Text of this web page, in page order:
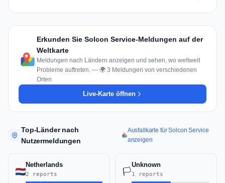
Erkunden Sie Solcon Service-Meldungen auf der
Weltkarte
Meldungen nach Ländern anzeigen und sehen, wo weltweit
Probleme auftreten. — 🌍 3 Meldungen von verschiedenen
Orten
Live-Karte öffnen
Top-Länder nach
Nutzermeldungen
Ausfallkarte für Solcon Service
anzeigen
Netherlands
2 reports 🏳️
Unknown
1 reports